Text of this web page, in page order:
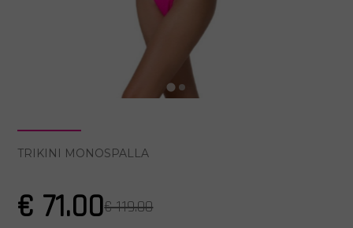
TRIKINI MONOSPALLA
€ 71.00€ 119.00